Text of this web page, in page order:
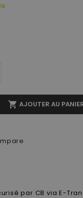
 AJOUTER AU
par CB via E-